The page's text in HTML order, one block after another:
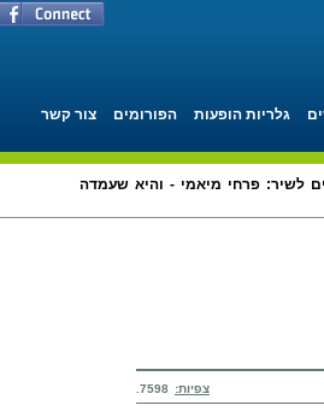
גלריות הופעות הפורומים צור קשר
לשיר: פרחי מיאמי - והיא שעמדה
צפיות: